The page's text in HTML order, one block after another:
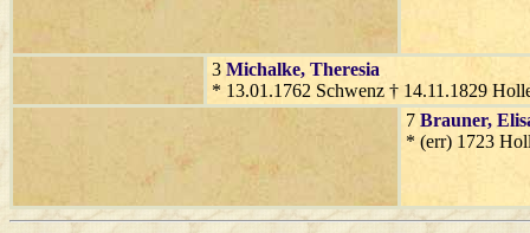
3 Michalke, Theresia
* 13.01.1762 Schwenz † 14.11.1829
7 Brauner,
* (err) 1723